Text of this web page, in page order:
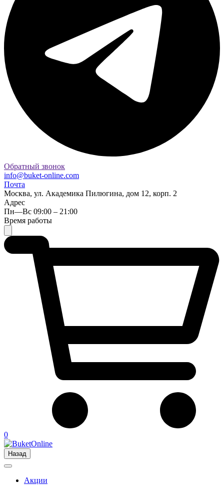
Обратный звонок
info@buket-online.com
Почта
Москва, ул. Академика Пилюгина, дом 12, корп. 2
Адрес
Пн—Вс 09:00 – 21:00
Время работы
0
Назад
Акции